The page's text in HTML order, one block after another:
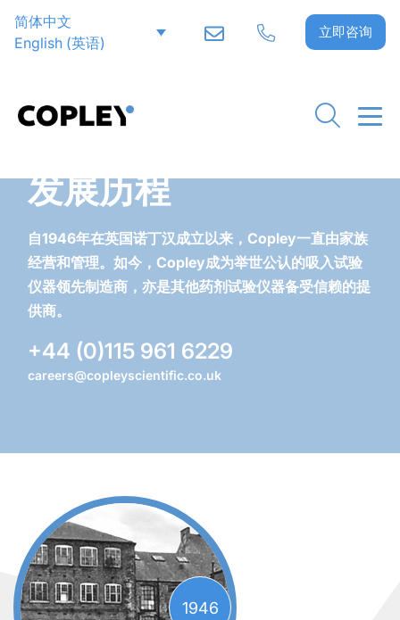
简体中文
English(英语)
立即咨询
发展历程
自1946年在英国诺丁汉成立以来，Copley一直由家族
经营和管理。如今，Copley成为举世公认的吸入试验
仪器领先制造商，亦是其他药剂试验仪器备受信赖的提
供商。
+44 (0)115 961 6229
careers@copleyscientific.co.uk
1946